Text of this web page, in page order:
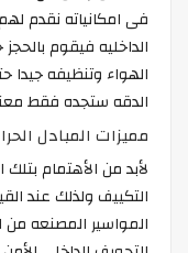
فى امكانياته نقدم
الداخليه فيقوم
الهواء وتنظيفه
الدقه ستجده فقط
مميزات المبادل
لأبد من الأهتمام
التكييف ولذلك عند
المواسير المصنعه